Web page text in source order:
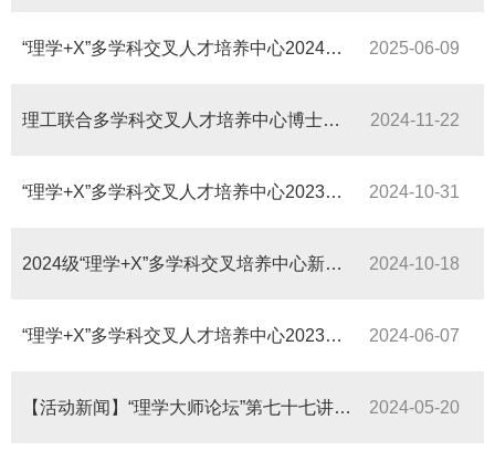
“理学+X”多学科交叉人才培养中心2024级博士生学习交流会顺利进行 2025-06-09
理工联合多学科交叉人才培养中心博士生学术交流会顺利举行 2024-11-22
“理学+X”多学科交叉人才培养中心2023级博士研究生学习科研进展报告会顺利举办 2024-10-31
2024级“理学+X”多学科交叉培养中心新生政策说明会顺利举行 2024-10-18
“理学+X”多学科交叉人才培养中心2023级博士生学习交流会顺利举办 2024-06-07
【活动新闻】“理学大师论坛”第七十七讲—周忠和院士：克拉通破坏与陆地生物演化 2024-05-20